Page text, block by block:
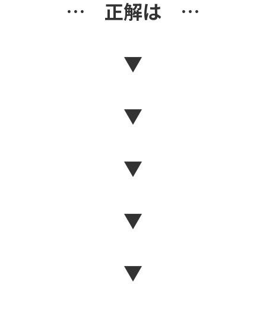
… 正解は …
▼
▼
▼
▼
▼